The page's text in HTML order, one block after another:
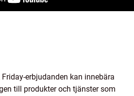
erbjudanden kan innebära
till produkter och tjänster som